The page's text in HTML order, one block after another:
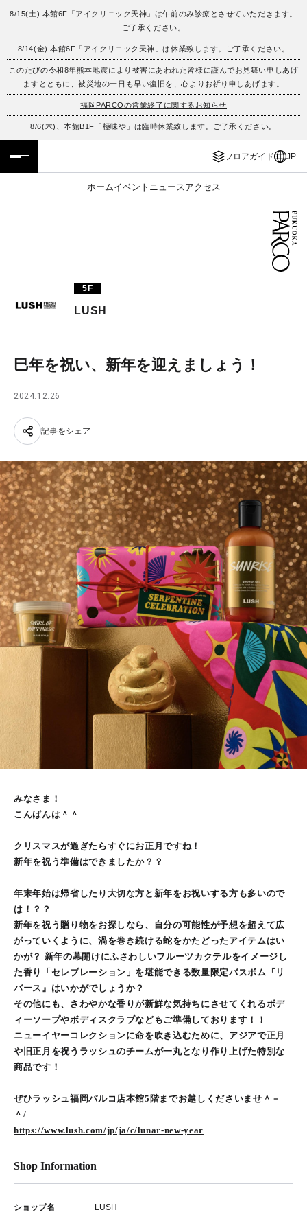
8/15(土) 本館6F「アイクリニック天神」は午前のみ診療とさせていただきます。
ご了承ください。
8/14(金) 本館6F「アイクリニック天神」は休業致します。ご了承ください。
このたびの令和8年熊本地震により被害にあわれた皆様に謹んでお見舞い申しあげ
ますとともに、被災地の一日も早い復旧を、心よりお祈り申しあげます。
福岡PARCOの営業終了に関するお知らせ
8/6(木)、本館B1F「極味や」は臨時休業致します。ご了承ください。
フロアガイド JP
ホームイベント ニュース アクセス
フロアガイド
施設案内・アクセス
イベント・ポップアップ
ニュース
レストラン・カフェ
ENGLISH
繁体字
한국어
ภาษาไทย
5F
LUSH
巳年を祝い、新年を迎えましょう！
2024.12.26
記事をシェア
みなさま！
こんばんは＾＾
クリスマスが過ぎたらすぐにお正月ですね！
新年を祝う準備はできましたか？？
年末年始は帰省したり大切な方と新年をお祝いする方も多いので
は！？？
新年を祝う贈り物をお探しなら、自分の可能性が予想を超えて広
がっていくように、渦を巻き続ける蛇をかたどったアイテムはい
かが？ 新年の幕開けにふさわしいフルーツカクテルをイメージし
た香り「セレブレーション」を堪能できる数量限定バスボム『リ
バース』はいかがでしょうか？
その他にも、さわやかな香りが新鮮な気持ちにさせてくれるボデ
ィーソープやボディスクラブなどもご準備しております！！
ニューイヤーコレクションに命を吹き込むために、アジアで正月
や旧正月を祝うラッシュのチームが一丸となり作り上げた特別な
商品です！
ぜひラッシュ福岡パルコ店本館5階までお越しくださいませ＾－
＾/
https://www.lush.com/jp/ja/c/lunar-new-year
Shop Information
ショップ名 LUSH